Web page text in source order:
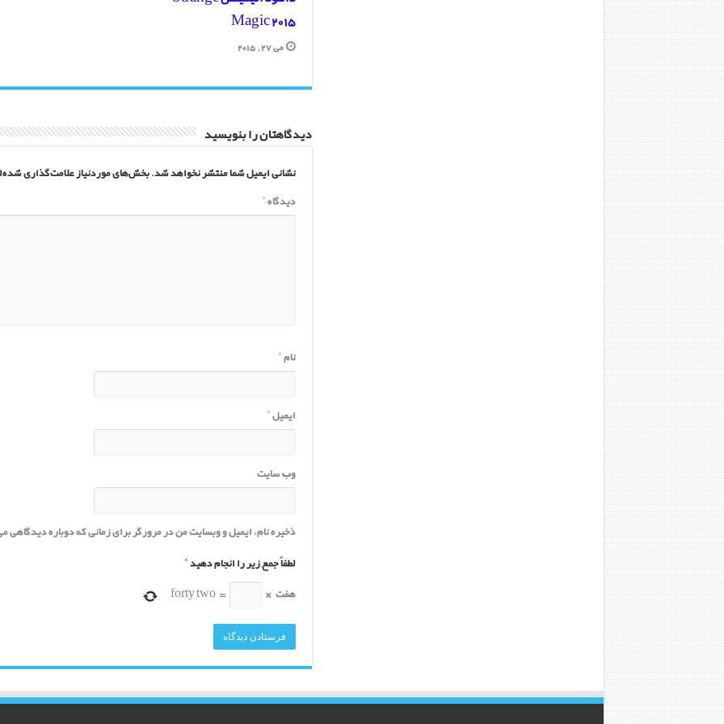
Magic 2015
می 27, 2015
دیدگاهتان را بنویسید
نشانی ایمیل شما منتشر نخواهد شد.بخش‌های موردنیاز علامت‌گذاری
دیدگاه*
نام*
ایمیل*
وب‌ سایت
ذخیره نام، ایمیل و وبسایت من در مرورگر برای زمانی که دوباره
لطفاً جمع زیر را انجام دهید*
هفت ×
=
forty two